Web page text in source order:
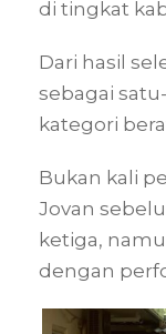
di tingkat
Dari hasil
sebagai
kategori
Bukan kali
Jovan
ketiga,
dengan